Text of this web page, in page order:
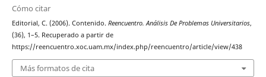
Cómo citar
Editorial, C. (2006). Contenido. Reencuentro. Análisis De Problemas Universitarios,
(36), 1–5. Recuperado a partir de
https://reencuentro.xoc.uam.mx/index.php/reencuentro/article/view/438
Más formatos de cita